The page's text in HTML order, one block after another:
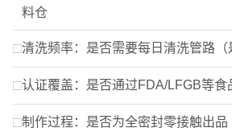
料仓
清洗频率：是否需要每日清洗管路（
认证覆盖：是否通过FDA/LFGB等食
制作过程：是否为全密封零接触出品